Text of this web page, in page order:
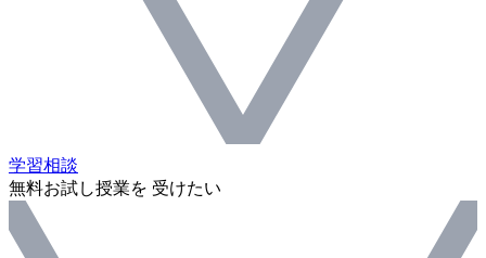
学習相談
無料お試し授業を 受けたい